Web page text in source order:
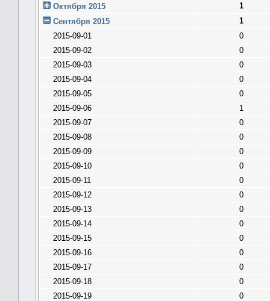
Октября 2015
1
Сентября 2015
1
2015-09-01
0
2015-09-02
0
2015-09-03
0
2015-09-04
0
2015-09-05
0
2015-09-06
1
2015-09-07
0
2015-09-08
0
2015-09-09
0
2015-09-10
0
2015-09-11
0
2015-09-12
0
2015-09-13
0
2015-09-14
0
2015-09-15
0
2015-09-16
0
2015-09-17
0
2015-09-18
0
2015-09-19
0